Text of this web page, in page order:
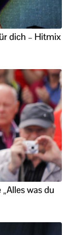
dich – Hitmix
was du